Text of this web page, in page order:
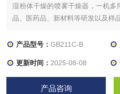
湿粉体干燥的喷雾干燥器，一机多
品、医药品、新材料等研发以及样
产品型号：GB211C-B
更新时间： 2025-08-08
产品咨询